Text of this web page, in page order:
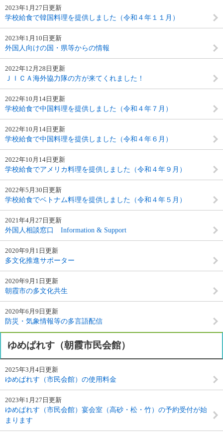
2023年1月27日更新
学校給食で韓国料理を提供しました（令和４年１１月）
2023年1月10日更新
外国人向けの国・県等からの情報
2022年12月28日更新
ＪＩＣＡ海外協力隊の方が来てくれました！
2022年10月14日更新
学校給食で中国料理を提供しました（令和４年７月）
2022年10月14日更新
学校給食で中国料理を提供しました（令和４年６月）
2022年10月14日更新
学校給食でアメリカ料理を提供しました（令和４年９月）
2022年5月30日更新
学校給食でベトナム料理を提供しました（令和４年５月）
2021年4月27日更新
外国人相談窓口 Information & Support
2020年9月1日更新
多文化推進サポーター
2020年9月1日更新
朝霞市の多文化共生
2020年6月9日更新
防災・気象情報等の多言語配信
ゆめぱれす（朝霞市民会館）
2025年3月4日更新
ゆめぱれす（市民会館）の使用料金
2023年1月27日更新
ゆめぱれす（市民会館）宴会室（高砂・松・竹）の予約受付が始
まります